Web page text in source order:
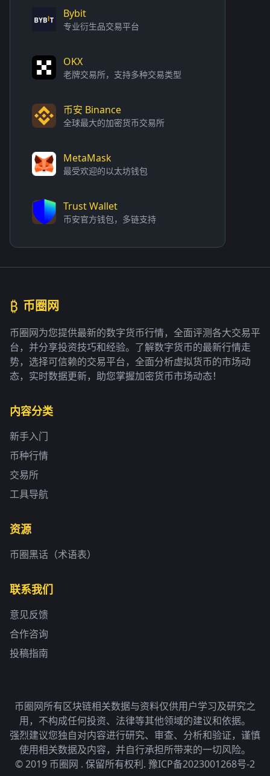
Bybit
专业衍生品交易平台
OKX
老牌交易所，支持多种交易类型
币安 Binance
全球最大的加密货币交易所
MetaMask
最受欢迎的以太坊钱包
Trust Wallet
币安官方钱包，多链支持
₿ 币圈网
币圈网为您提供最新的数字货币行情，全面评测各大交易平
台，并分享投资技巧和经验。了解数字货币的最新行情走
势，选择可信赖的交易平台，全面分析虚拟货币的市场动
态，实时数据更新，助您掌握加密货币市场动态！
内容分类
新手入门
币种行情
交易所
工具导航
资源
币圈黑话（术语表）
联系我们
意见反馈
合作咨询
投稿指南
币圈网所有区块链相关数据与资料仅供用户学习及研究之
用，不构成任何投资、法律等其他领域的建议和依据。
强烈建议您独自对内容进行研究、审查、分析和验证，谨慎
使用相关数据及内容，并自行承担所带来的一切风险。
© 2019 币圈网 . 保留所有权利. 豫ICP备2023001268号-2